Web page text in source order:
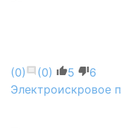
(0) (0) 5
6
Электроискровое